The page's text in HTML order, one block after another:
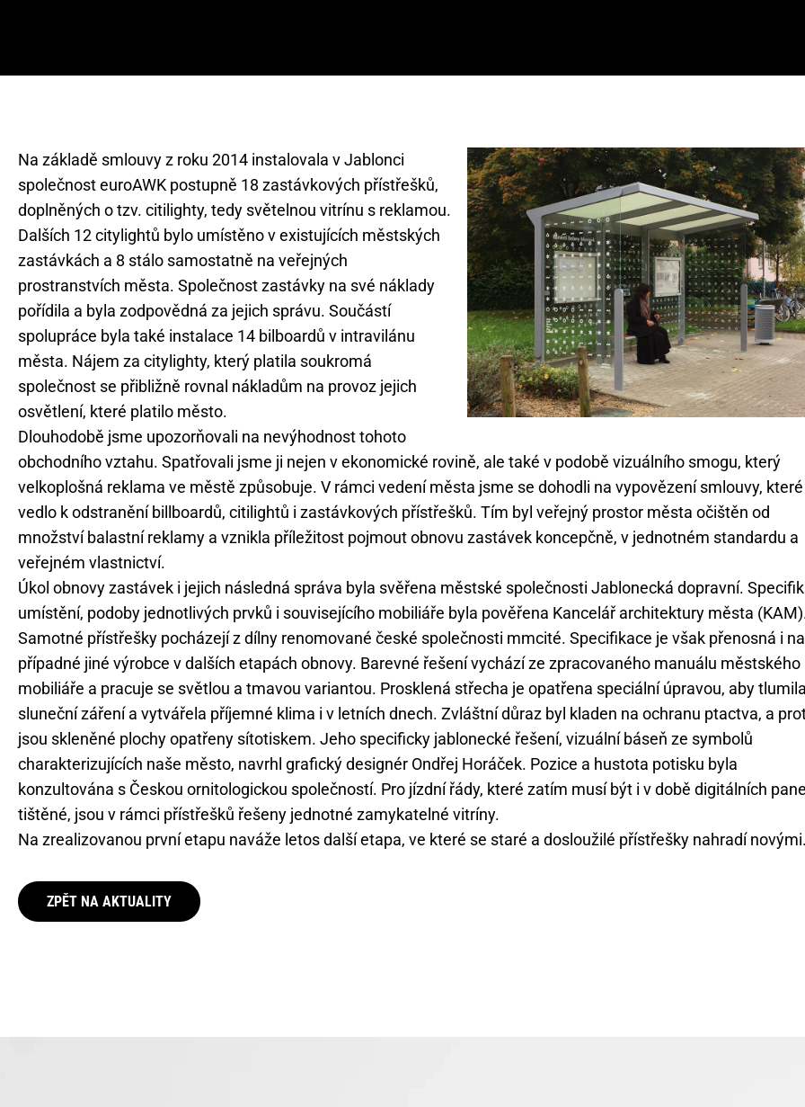
Na základě smlouvy z roku 2014 instalovala v Jablonci
společnost euroAWK postupně 18 zastávkových přístřešků,
doplněných o tzv. citilighty, tedy světelnou vitrínu s reklamou.
Dalších 12 citylightů bylo umístěno v existujících městských
zastávkách a 8 stálo samostatně na veřejných
prostranstvích města. Společnost zastávky na své náklady
pořídila a byla zodpovědná za jejich správu. Součástí
spolupráce byla také instalace 14 bilboardů v intravilánu
města. Nájem za citylighty, který platila soukromá
společnost se přibližně rovnal nákladům na provoz jejich
osvětlení, které platilo město.
Dlouhodobě jsme upozorňovali na nevýhodnost tohoto
obchodního vztahu. Spatřovali jsme ji nejen v ekonomické rovině, ale také v podobě vizuálního smogu, který
velkoplošná reklama ve městě způsobuje. V rámci vedení města jsme se dohodli na vypovězení smlouvy, které
vedlo k odstranění billboardů, citilightů i zastávkových přístřešků. Tím byl veřejný prostor města očištěn od
množství balastní reklamy a vznikla příležitost pojmout obnovu zastávek koncepčně, v jednotném standardu a
veřejném vlastnictví.
Úkol obnovy zastávek i jejich následná správa byla svěřena městské společnosti Jablonecká dopravní.
umístění, podoby jednotlivých prvků i souvisejícího mobiliáře byla pověřena Kancelář architektury města
Samotné přístřešky pocházejí z dílny renomované české společnosti mmcité. Specifikace je však přenosná i na
případné jiné výrobce v dalších etapách obnovy. Barevné řešení vychází ze zpracovaného manuálu městského
mobiliáře a pracuje se světlou a tmavou variantou. Prosklená střecha je opatřena speciální úpravou, aby tlumila
sluneční záření a vytvářela příjemné klima i v letních dnech. Zvláštní důraz byl kladen na ochranu ptactva, a
jsou skleněné plochy opatřeny sítotiskem. Jeho specificky jablonecké řešení, vizuální báseň ze symbolů
charakterizujících naše město, navrhl grafický designér Ondřej Horáček. Pozice a hustota potisku byla
konzultována s Českou ornitologickou společností. Pro jízdní řády, které zatím musí být i v době digitálních
tištěné, jsou v rámci přístřešků řešeny jednotné zamykatelné vitríny.
Na zrealizovanou první etapu naváže letos další etapa, ve které se staré a dosloužilé přístřešky nahradí novými.
ZPĚT NA AKTUALITY